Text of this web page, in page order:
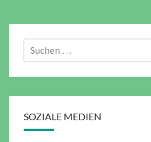
Suchen
nach:
SOZIALE MEDIEN